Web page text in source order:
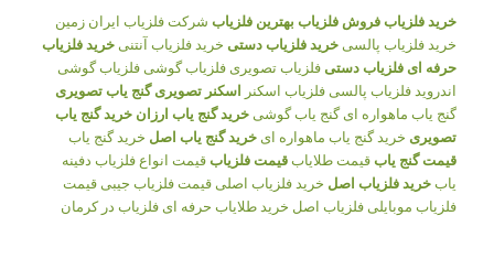
خرید فلزیاب فروش فلزیاب بهترین فلزیاب شرکت فلزیاب ایران زمین
خرید فلزیاب پالسی خرید فلزیاب دستی خرید فلزیاب آنتنی خرید فلزیاب
حرفه ای فلزیاب دستی فلزیاب تصویری فلزیاب گوشی فلزیاب گوشی
اندروید فلزیاب پالسی فلزیاب اسکنر اسکنر تصویری گنج یاب تصویری
گنج یاب ماهواره ای گنج یاب گوشی خرید گنج یاب ارزان خرید گنج یاب
تصویری خرید گنج یاب ماهواره ای خرید گنج یاب اصل خرید گنج یاب
قیمت گنج یاب قیمت طلایاب قیمت فلزیاب قیمت انواع فلزیاب دفینه
یاب خرید فلزیاب اصل خرید فلزیاب اصلی قیمت فلزیاب جیبی قیمت
فلزیاب موبایلی فلزیاب اصل خرید طلایاب حرفه ای فلزیاب در کرمان